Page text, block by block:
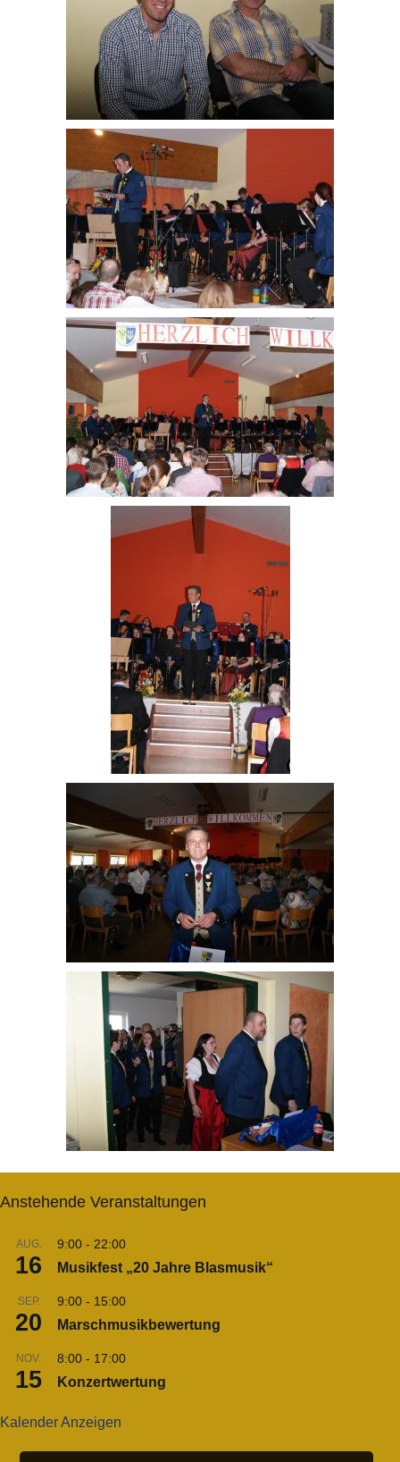
Anstehende Veranstaltungen
AUG.
16
9:00 - 22:00
Musikfest „20 Jahre Blasmusik“
SEP.
20
9:00 - 15:00
Marschmusikbewertung
NOV.
15
8:00 - 17:00
Konzertwertung
Kalender Anzeigen